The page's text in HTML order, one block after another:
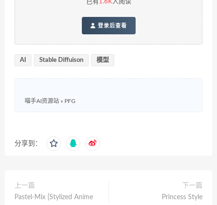
已有 1.6K人阅读
登录后查看
AI Stable Diffuison 模型
喵手AI资源站 » PFG
分享到：
上一篇
Pastel-Mix [Stylized Anime
下一篇
Princess Style